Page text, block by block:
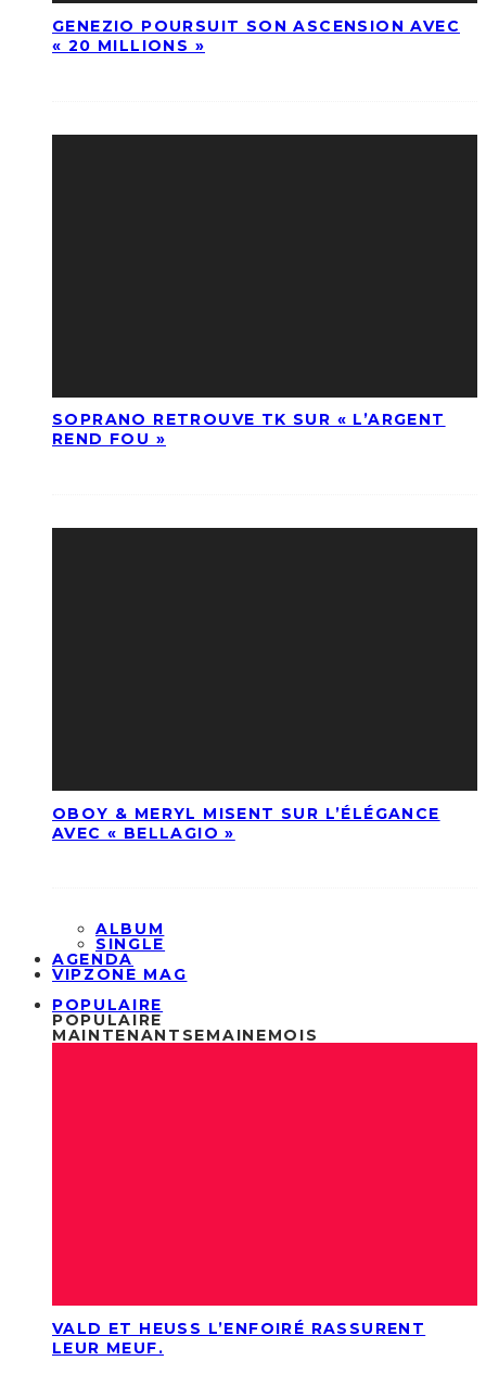
GENEZIO POURSUIT SON ASCENSION AVEC
« 20 MILLIONS »
SOPRANO RETROUVE TK SUR « L’ARGENT
REND FOU »
OBOY & MERYL MISENT SUR L’ÉLÉGANCE
AVEC « BELLAGIO »
ALBUM
SINGLE
AGENDA
VIPZONE MAG
POPULAIRE
POPULAIRE
MAINTENANT SEMAINEMOIS
VALD ET HEUSS L’ENFOIRÉ RASSURENT
LEUR MEUF.